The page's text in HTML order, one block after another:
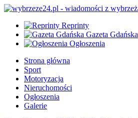
Reprinty
Gazeta Gdańska
Ogłoszenia
Strona główna
Sport
Motoryzacja
Nieruchomości
Ogłoszenia
Galerie